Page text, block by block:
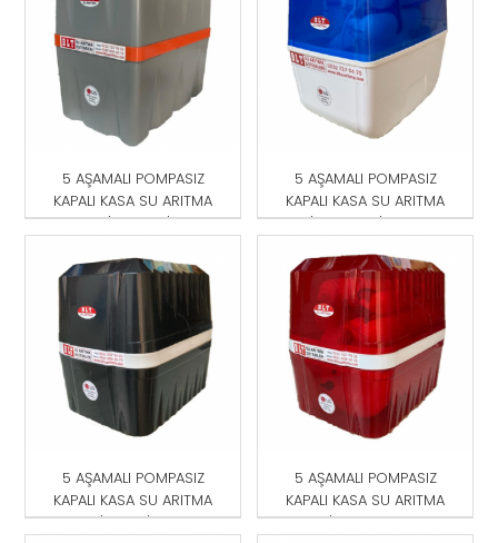
5 AŞAMALI POMPASIZ
KAPALI KASA SU ARITMA
CİHAZI GRİ
5 AŞAMALI POMPASIZ
KAPALI KASA SU ARITMA
CİHAZI MAVİ-BEYAZ
5 AŞAMALI POMPASIZ
KAPALI KASA SU ARITMA
CİHAZI SİYAH
5 AŞAMALI POMPASIZ
KAPALI KASA SU ARITMA
CİHAZI KIRMIZI